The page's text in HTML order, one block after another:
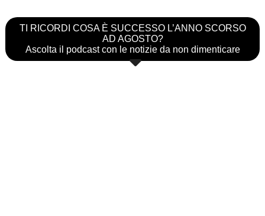
TI RICORDI COSA È SUCCESSO L’ANNO SCORSO
AD AGOSTO?
Ascolta il podcast con le notizie da non dimenticare